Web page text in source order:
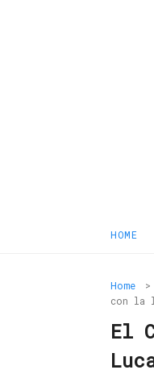
HOME
Home >
con la
El